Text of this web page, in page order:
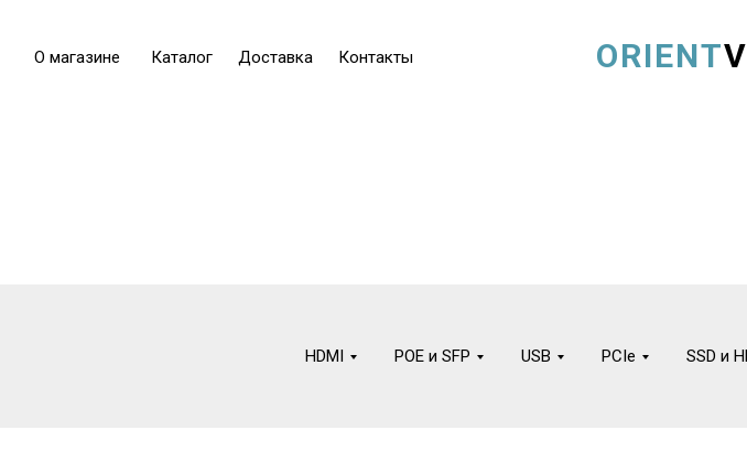
ORIENT
О магазине Каталог Доставка Контакты
HDMI POE и SFP USB PCIe SSD и